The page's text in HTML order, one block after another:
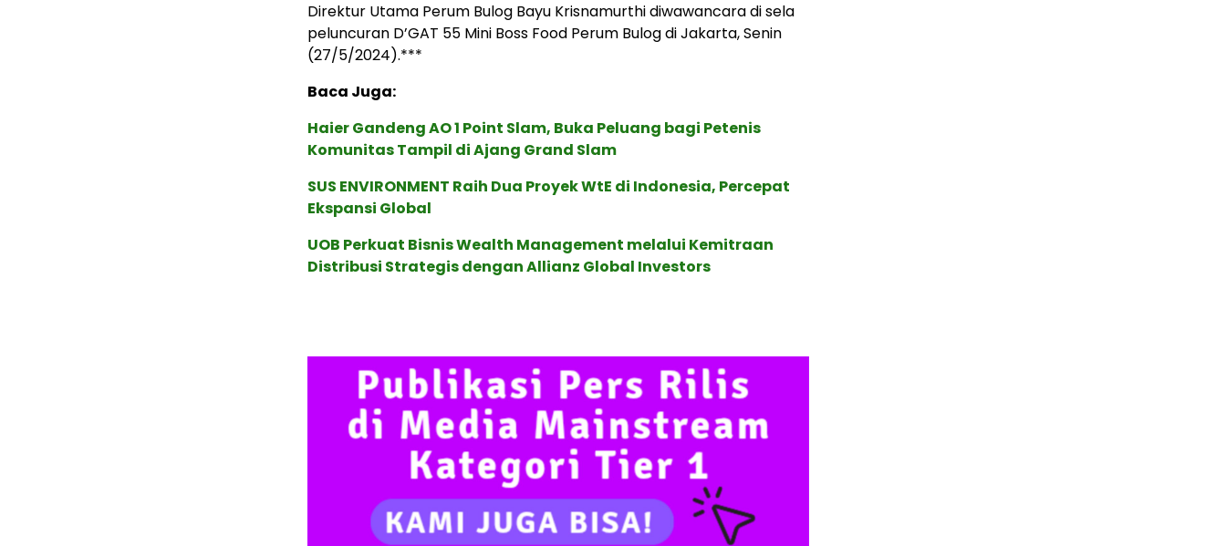
Direktur Utama Perum Bulog Bayu Krisnamurthi diwawancara di sela
peluncuran D’GAT 55 Mini Boss Food Perum Bulog di Jakarta, Senin
(27/5/2024).***
Baca Juga:
Haier Gandeng AO 1 Point Slam, Buka Peluang bagi Petenis
Komunitas Tampil di Ajang Grand Slam
SUS ENVIRONMENT Raih Dua Proyek WtE di Indonesia, Percepat
Ekspansi Global
UOB Perkuat Bisnis Wealth Management melalui Kemitraan
Distribusi Strategis dengan Allianz Global Investors